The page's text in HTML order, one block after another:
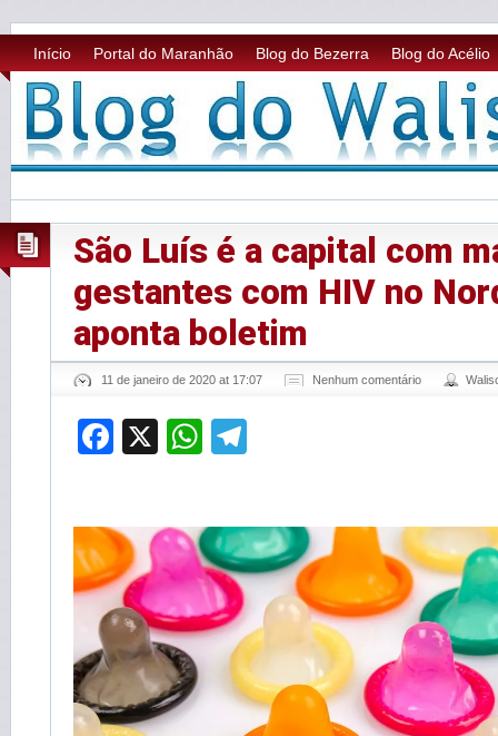
Início Portal do Maranhão Blog do Bezerra Blog do Acélio
São Luís é a capital com
gestantes com HIV no
aponta boletim
11 de janeiro de 2020 at 17:07 Nenhum comentário
Facebook
X WhatsApp